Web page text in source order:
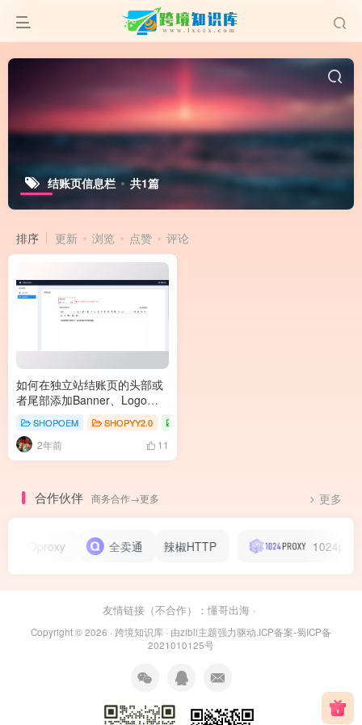
结账页信息栏 共1篇
排序 更新 浏览 点赞 评论
如何在独立站结账页的头部或
者尾部添加Banner、Logo、
图片或者其他补充说明？
SHOPOEM SHOPYY2.0
2年前 11
合作伙伴 商务合作→更多 更多
ZOOproxy 全卖通 辣椒HTTP 1024proxy
友情链接（不合作）： 懂哥出海 ·
Copyright © 2026 · 跨境知识库 · 由zibll主题强力驱动.ICP备案-蜀ICP备
2021010125号